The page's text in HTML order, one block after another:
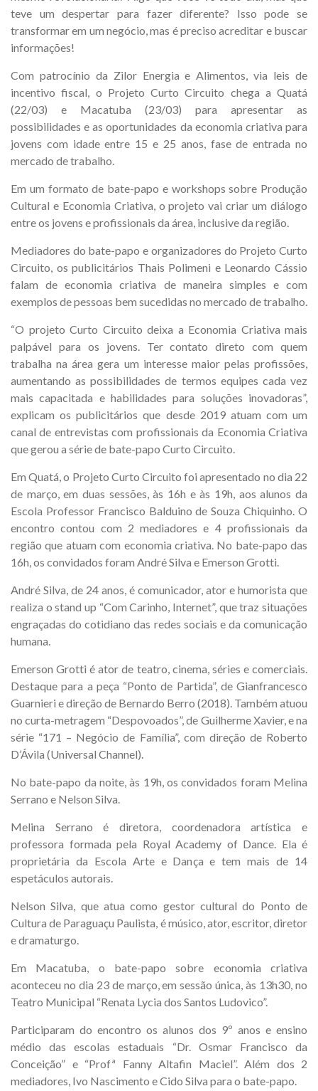
teve um despertar para fazer diferente? Isso pode se
transformar em um negócio, mas é preciso acreditar e buscar
informações!
Com patrocínio da Zilor Energia e Alimentos, via leis de
incentivo fiscal, o Projeto Curto Circuito chega a Quatá
(22/03) e Macatuba (23/03) para apresentar as
possibilidades e as oportunidades da economia criativa para
jovens com idade entre 15 e 25 anos, fase de entrada no
mercado de trabalho.
Em um formato de bate-papo e workshops sobre Produção
Cultural e Economia Criativa, o projeto vai criar um diálogo
entre os jovens e profissionais da área, inclusive da região.
Mediadores do bate-papo e organizadores do Projeto Curto
Circuito, os publicitários Thais Polimeni e Leonardo Cássio
falam de economia criativa de maneira simples e com
exemplos de pessoas bem sucedidas no mercado de trabalho.
“O projeto Curto Circuito deixa a Economia Criativa mais
palpável para os jovens. Ter contato direto com quem
trabalha na área gera um interesse maior pelas profissões,
aumentando as possibilidades de termos equipes cada vez
mais capacitada e habilidades para soluções inovadoras”,
explicam os publicitários que desde 2019 atuam com um
canal de entrevistas com profissionais da Economia Criativa
que gerou a série de bate-papo Curto Circuito.
Em Quatá, o Projeto Curto Circuito foi apresentado no dia 22
de março, em duas sessões, às 16h e às 19h, aos alunos da
Escola Professor Francisco Balduino de Souza Chiquinho. O
encontro contou com 2 mediadores e 4 profissionais da
região que atuam com economia criativa. No bate-papo das
16h, os convidados foram André Silva e Emerson Grotti.
André Silva, de 24 anos, é comunicador, ator e humorista que
realiza o stand up “Com Carinho, Internet”, que traz situações
engraçadas do cotidiano das redes sociais e da comunicação
humana.
Emerson Grotti é ator de teatro, cinema, séries e comerciais.
Destaque para a peça “Ponto de Partida”, de Gianfrancesco
Guarnieri e direção de Bernardo Berro (2018). Também atuou
no curta-metragem “Despovoados”, de Guilherme Xavier, e na
série “171 – Negócio de Família”, com direção de Roberto
D’Ávila (Universal Channel).
No bate-papo da noite, às 19h, os convidados foram Melina
Serrano e Nelson Silva.
Melina Serrano é diretora, coordenadora artística e
professora formada pela Royal Academy of Dance. Ela é
proprietária da Escola Arte e Dança e tem mais de 14
espetáculos autorais.
Nelson Silva, que atua como gestor cultural do Ponto de
Cultura de Paraguaçu Paulista, é músico, ator, escritor, diretor
e dramaturgo.
Em Macatuba, o bate-papo sobre economia criativa
aconteceu no dia 23 de março, em sessão única, às 13h30, no
Teatro Municipal “Renata Lycia dos Santos Ludovico”.
Participaram do encontro os alunos dos 9º anos e ensino
médio das escolas estaduais “Dr. Osmar Francisco da
Conceição” e “Profª Fanny Altafin Maciel”. Além dos 2
mediadores, Ivo Nascimento e Cido Silva para o bate-papo.